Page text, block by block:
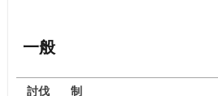
一般
討伐 制